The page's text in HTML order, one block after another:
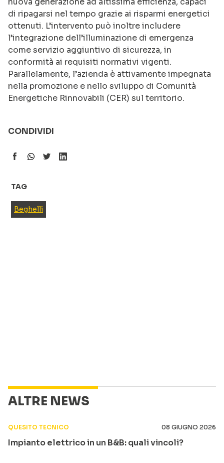
di ripagarsi nel tempo grazie ai risparmi energetici
ottenuti. L’intervento può inoltre includere
l’integrazione dell’illuminazione di emergenza
come servizio aggiuntivo di sicurezza, in
conformità ai requisiti normativi vigenti.
Parallelamente, l’azienda è attivamente impegnata
nella promozione e nello sviluppo di Comunità
Energetiche Rinnovabili (CER) sul territorio.
CONDIVIDI
TAG
Beghelli
ALTRE NEWS
QUESITO TECNICO 08 GIUGNO 2026
Impianto elettrico in un B&B: quali vincoli?